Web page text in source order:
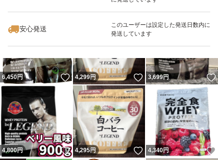
安心発送
このユーザーは設定した発送日数内に
発送しています
いいね！
4,800
6,450円 いいね！
4,299円 いいね！
3,699円
4,800円 いいね！
4,295円 いいね！
4,340円